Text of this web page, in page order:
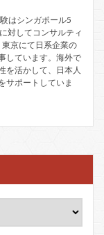
はシンガポール5
対してコンサルティ
京にて日系企業の
しています。海外で
を活かして、日本人
サポートしていま